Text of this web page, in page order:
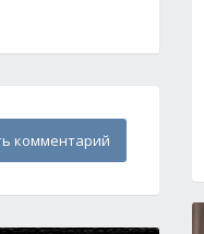
комментарий